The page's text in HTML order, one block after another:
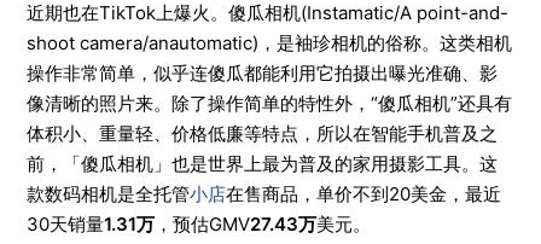
近期也在TikTok上爆火。傻瓜相机(Instamatic/A point-and-
shoot camera/anautomatic)，是袖珍相机的俗称。这类相机
操作非常简单，似乎连傻瓜都能利用它拍摄出曝光准确、影
像清晰的照片来。除了操作简单的特性外，“傻瓜相机”还具有
体积小、重量轻、价格低廉等特点，所以在智能手机普及之
前，「傻瓜相机」也是世界上最为普及的家用摄影工具。这
款数码相机是全托管小店在售商品，单价不到20美金，最近
30天销量1.31万 ，预估GMV27.43万美元。